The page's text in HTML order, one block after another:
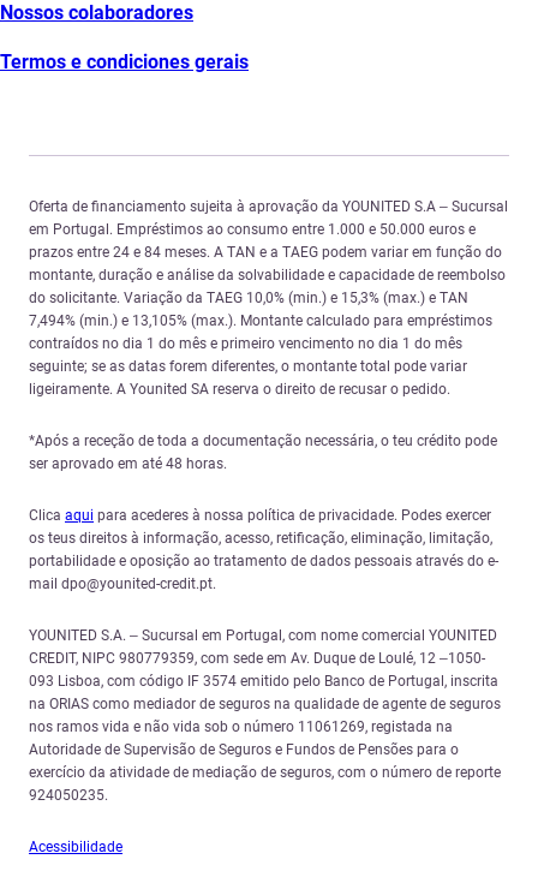
Nossos colaboradores
Termos e condiciones gerais
Oferta de financiamento sujeita à aprovação da YOUNITED S.A – Sucursal
em Portugal. Empréstimos ao consumo entre 1.000 e 50.000 euros e
prazos entre 24 e 84 meses. A TAN e a TAEG podem variar em função do
montante, duração e análise da solvabilidade e capacidade de reembolso
do solicitante. Variação da TAEG 10,0% (min.) e 15,3% (max.) e TAN
7,494% (min.) e 13,105% (max.). Montante calculado para empréstimos
contraídos no dia 1 do mês e primeiro vencimento no dia 1 do mês
seguinte; se as datas forem diferentes, o montante total pode variar
ligeiramente. A Younited SA reserva o direito de recusar o pedido.
*Após a receção de toda a documentação necessária, o teu crédito pode
ser aprovado em até 48 horas.
Clica aqui para acederes à nossa política de privacidade. Podes exercer
os teus direitos à informação, acesso, retificação, eliminação, limitação,
portabilidade e oposição ao tratamento de dados pessoais através do e-
mail dpo@younited-credit.pt.
YOUNITED S.A. – Sucursal em Portugal, com nome comercial YOUNITED
CREDIT, NIPC 980779359, com sede em Av. Duque de Loulé, 12 –1050-
093 Lisboa, com código IF 3574 emitido pelo Banco de Portugal, inscrita
na ORIAS como mediador de seguros na qualidade de agente de seguros
nos ramos vida e não vida sob o número 11061269, registada na
Autoridade de Supervisão de Seguros e Fundos de Pensões para o
exercício da atividade de mediação de seguros, com o número de reporte
924050235.
Acessibilidade